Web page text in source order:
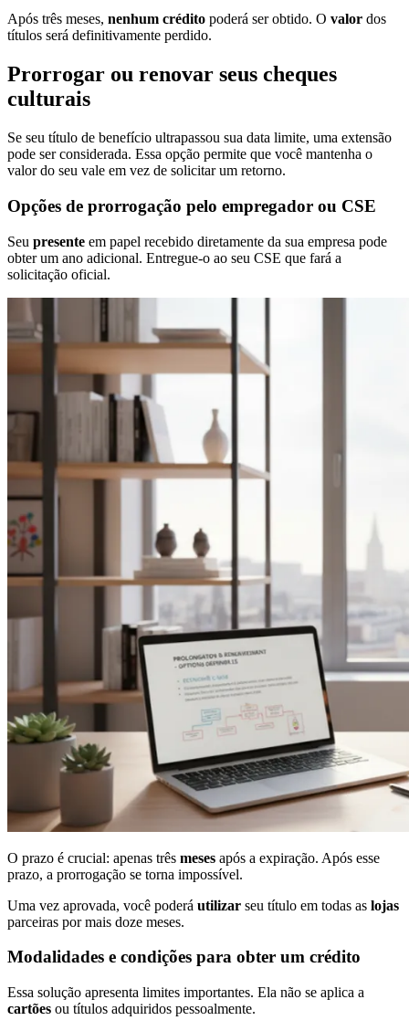
Após três meses, nenhum crédito poderá ser obtido. O valor dos
títulos será definitivamente perdido.
Prorrogar ou renovar seus cheques
culturais
Se seu título de benefício ultrapassou sua data limite, uma extensão
pode ser considerada. Essa opção permite que você mantenha o
valor do seu vale em vez de solicitar um retorno.
Opções de prorrogação pelo empregador ou CSE
Seu presente em papel recebido diretamente da sua empresa pode
obter um ano adicional. Entregue-o ao seu CSE que fará a
solicitação oficial.
O prazo é crucial: apenas três meses após a expiração. Após esse
prazo, a prorrogação se torna impossível.
Uma vez aprovada, você poderá utilizar seu título em todas as lojas
parceiras por mais doze meses.
Modalidades e condições para obter um crédito
Essa solução apresenta limites importantes. Ela não se aplica a
cartões ou títulos adquiridos pessoalmente.